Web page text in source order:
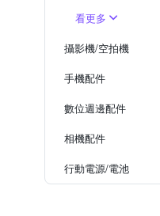
看更多
攝影機/空拍機
手機配件
數位週邊配件
相機配件
行動電源/電池